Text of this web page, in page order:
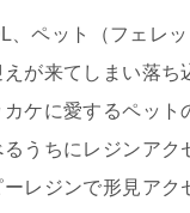
、ペット（フェレ
が来てしまい落ち
ケに愛するペット
うちにレジンアク
ーレジンで形見アク